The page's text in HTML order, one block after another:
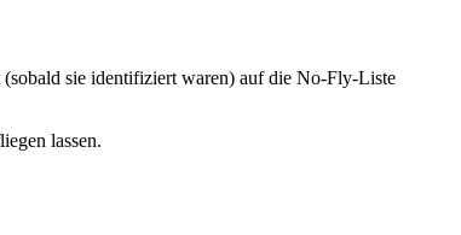
(sobald sie identifiziert waren) auf die No-Fly-Liste
lassen.